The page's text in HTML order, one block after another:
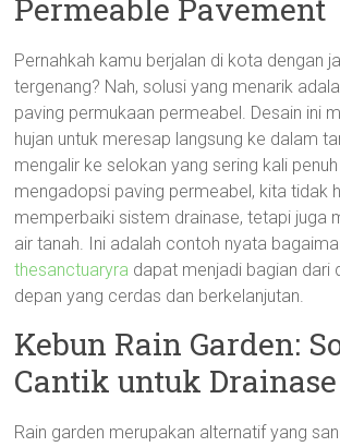
Permeable Pavement
Pernahkah kamu berjalan di kota dengan
tergenang? Nah, solusi yang menarik
paving permukaan permeabel. Desain ini
hujan untuk meresap langsung ke dalam
mengalir ke selokan yang sering kali
mengadopsi paving permeabel, kita tidak
memperbaiki sistem drainase, tetapi juga
air tanah. Ini adalah contoh nyata
thesanctuaryra dapat menjadi bagian dari
depan yang cerdas dan berkelanjutan.
Kebun Rain Garden:
Cantik untuk Drainase
Rain garden merupakan alternatif yang